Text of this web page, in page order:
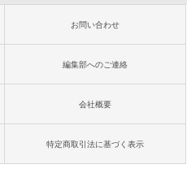
お問い合わせ
編集部へのご連絡
会社概要
特定商取引法に基づく表示